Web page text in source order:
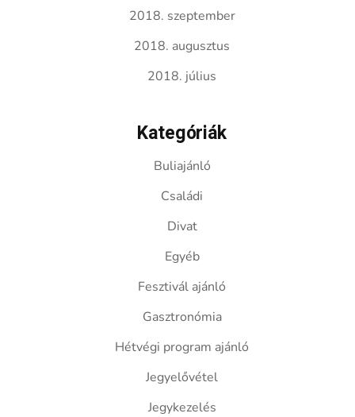
2018. szeptember
2018. augusztus
2018. július
Kategóriák
Buliajánló
Családi
Divat
Egyéb
Fesztivál ajánló
Gasztronómia
Hétvégi program ajánló
Jegyelővétel
Jegykezelés